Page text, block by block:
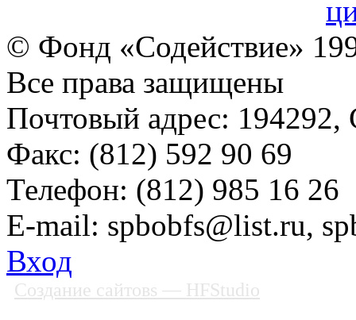
© Фонд «Содействие»
Все права защищены
Почтовый адрес: 194292,
Факс: (812) 592 90 69
Телефон: (812) 985 16 26
E-mail: spbobfs@list.ru,
Вход
Создание сайтовs — HFStudio